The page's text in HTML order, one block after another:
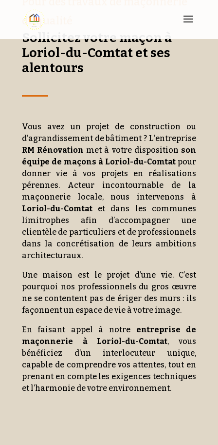
de qualité
Sollicitez votre maçon à
Loriol-du-Comtat et ses
alentours
Vous avez un projet de construction ou
d’agrandissement de bâtiment ? L’entreprise
RM Rénovation met à votre disposition son
équipe de maçons à Loriol-du-Comtat pour
donner vie à vos projets en réalisations
pérennes. Acteur incontournable de la
maçonnerie locale, nous intervenons à
Loriol-du-Comtatet dans les communes
limitrophes afin d’accompagner une
clientèle de particuliers et de professionnels
dans la concrétisation de leurs ambitions
architecturaux.
Une maison est le projet d’une vie. C’est
pourquoi nos professionnels du gros œuvre
ne se contentent pas de ériger des murs : ils
façonnent un espace de vie à votre image.
En faisant appel à notre entreprise de
maçonnerie à Loriol-du-Comtat, vous
bénéficiez d’un interlocuteur unique,
capable de comprendre vos attentes, tout en
prenant en compte les exigences techniques
et l’harmonie de votre environnement.